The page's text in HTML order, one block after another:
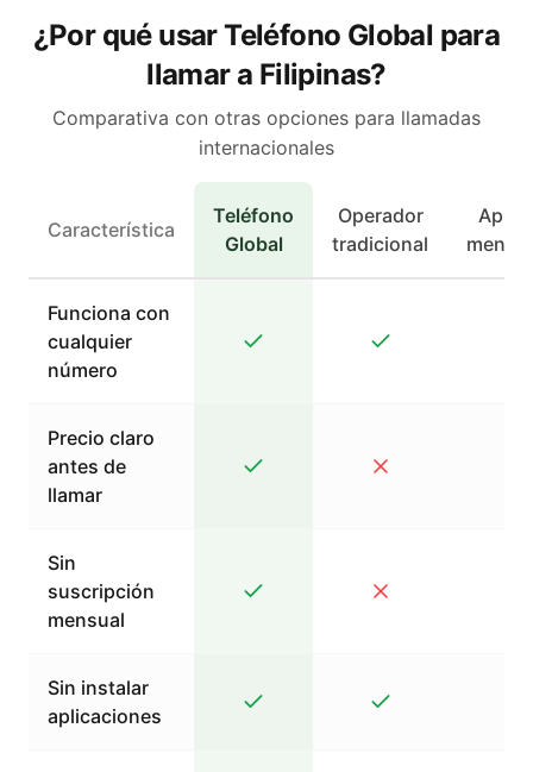
¿Por qué usar Teléfono Global para
llamar a Filipinas?
Comparativa con otras opciones para llamadas
internacionales
Característica
Teléfono
Global
Operador
tradicional
Apps
Funciona con
cualquier
número
Precio claro
antes de
llamar
Sin
suscripción
mensual
Sin instalar
aplicaciones